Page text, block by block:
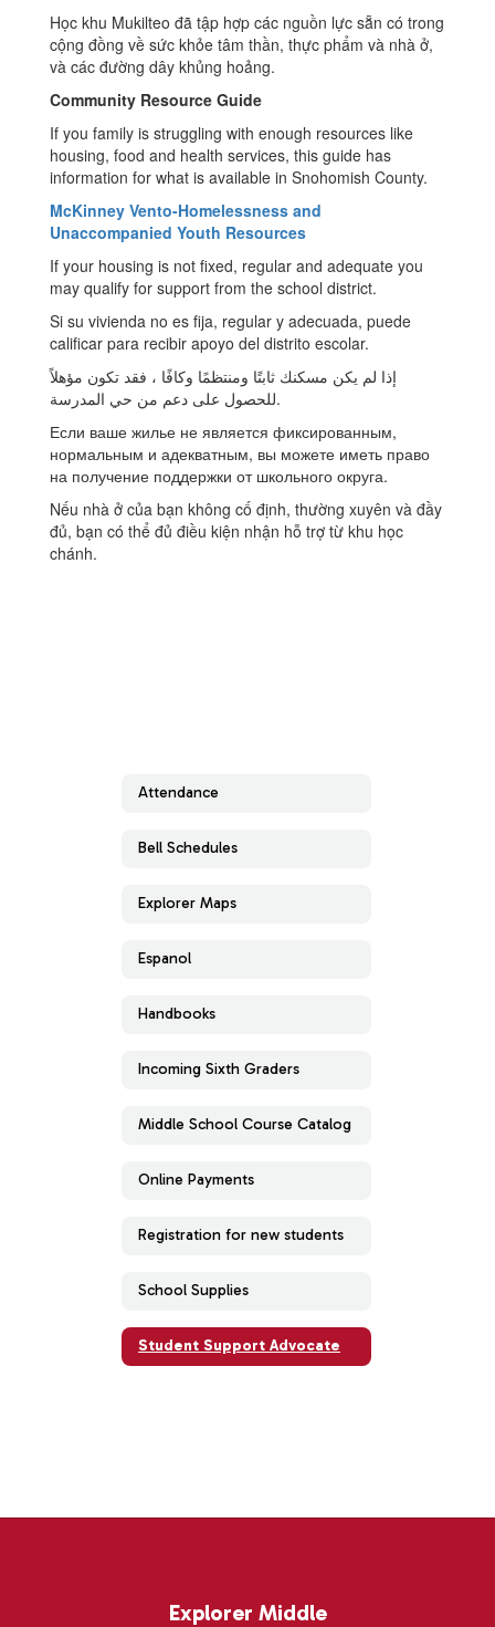
Học khu Mukilteo đã tập hợp các nguồn lực sẵn có trong
cộng đồng về sức khỏe tâm thần, thực phẩm và nhà ở,
và các đường dây khủng hoảng.
Community Resource Guide
If you family is struggling with enough resources like
housing, food and health services, this guide has
information for what is available in Snohomish County.
McKinney Vento-Homelessness and
Unaccompanied Youth Resources
If your housing is not fixed, regular and adequate you
may qualify for support from the school district.
Si su vivienda no es fija, regular y adecuada, puede
calificar para recibir apoyo del distrito escolar.
إذا لم يكن مسكنك ثابتًا ومنتظمًا وكافًا ، فقد تكون مؤهلاً
للحصول على دعم من حي المدرسة.
Если ваше жилье не является фиксированным,
нормальным и адекватным, вы можете иметь право
на получение поддержки от школьного округа.
Nếu nhà ở của bạn không cố định, thường xuyên và đầy
đủ, bạn có thể đủ điều kiện nhận hỗ trợ từ khu học
chánh.
Attendance
Bell Schedules
Explorer Maps
Espanol
Handbooks
Incoming Sixth Graders
Middle School Course Catalog
Online Payments
Registration for new students
School Supplies
Student Support Advocate
Explorer Middle